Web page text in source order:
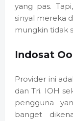
yang pas.
sinyal mereka
mungkin tidak
Indosat
Provider ini
dan Tri. IOH
pengguna
banget